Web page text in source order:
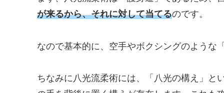
が来るから、それに対して当てるのです。
なので基本的に、空手やボクシングのような
ちなみに八光流柔術には、「八光の構え」と